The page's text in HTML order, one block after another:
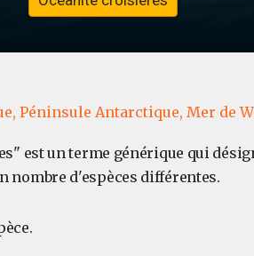
Péninsule Antarctique, Mer de
est un terme générique qui
nombre d'espèces différentes.